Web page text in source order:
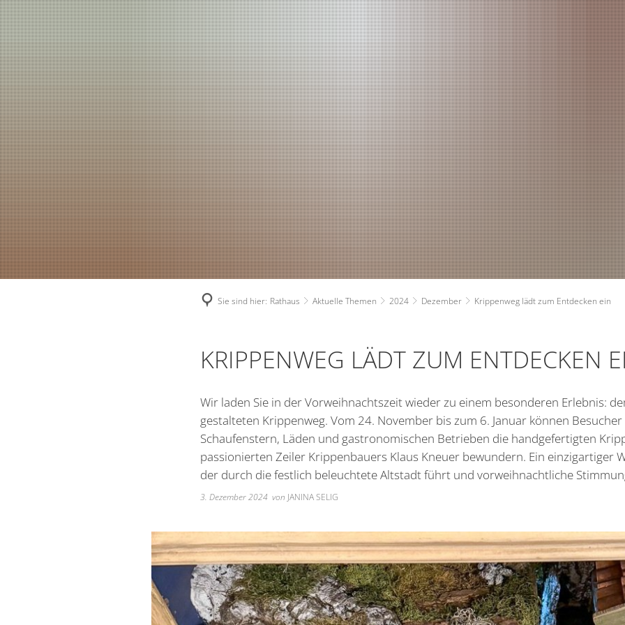
RATHAUS
Bürgermeister
Verwaltung - Kontakte
Ratsinformationssystem
Persönlichkeiten & Ehrungen
Aktuelle Themen
Zahlen und Fakten
Haushaltsplan
Ortsrecht
Online Anträge
Bekanntmachungen
RUNDUM
Planen und Bauen
Stadtwerke
Ver- und
Ärzte
Ferienbetreuung
Schulen
Soziales
Kommunale
Sie sind hier: Rathaus Aktuelle Themen 2024 Dezember Krippenweg lädt zum Entdecken ein
KRIPPENWEG LÄDT ZUM ENTDECKEN
Wir laden Sie in der Vorweihnachtszeit wieder zu einem besonderen Erlebnis:
gestalteten Krippenweg. Vom 24. November bis zum 6. Januar können
Schaufenstern, Läden und gastronomischen Betrieben die handgefertigten
passionierten Zeiler Krippenbauers Klaus Kneuer bewundern. Ein einzigartiger
der durch die festlich beleuchtete Altstadt führt und vorweihnachtliche
3. Dezember 2024 von JANINA SELIG